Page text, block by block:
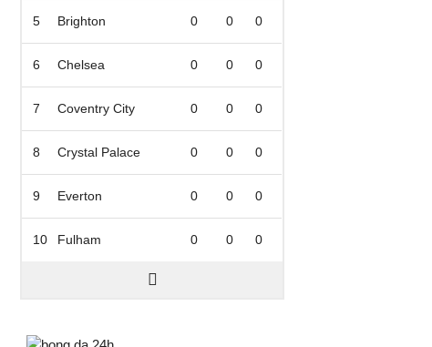
5 Brighton 0 0 0
6 Chelsea 0 0 0
7 Coventry City 0 0 0
8 Crystal Palace 0 0 0
9 Everton 0 0 0
10 Fulham 0 0 0